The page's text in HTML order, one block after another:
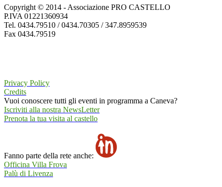
Copyright © 2014 - Associazione PRO CASTELLO
P.IVA 01221360934
Tel. 0434.79510 / 0434.70305 / 347.8959539
Fax 0434.79519
Privacy Policy
Credits
Vuoi conoscere tutti gli eventi in programma a Caneva?
Iscriviti alla nostra NewsLetter
Prenota la tua visita al castello
Fanno parte della rete anche:
Officina Villa Frova
Palù di Livenza